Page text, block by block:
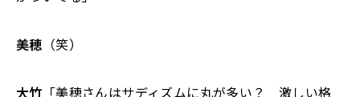
美穂 （笑）
大竹 「美穂さんはサディズムに丸が多い？ 激しい格